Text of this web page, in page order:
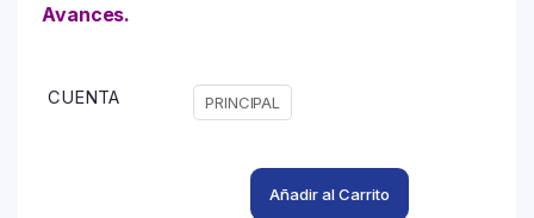
Avances.
CUENTA PRINCIPAL
Añadir al Carrito